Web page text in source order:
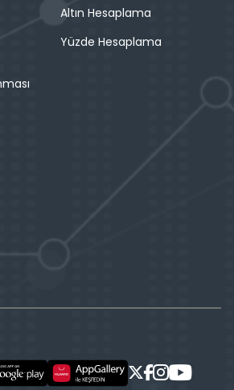
Altın Hesaplama
Yüzde Hesaplama